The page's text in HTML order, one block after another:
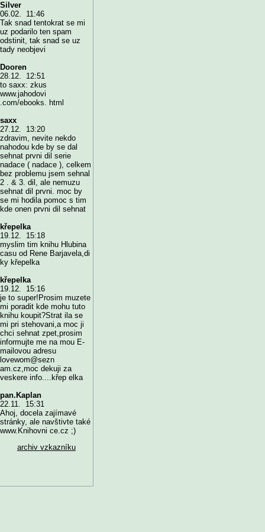
Silver
06.02. 11:46
Tak snad tentokrat se mi
uz podarilo ten spam
odstinit, tak snad se uz
tady neobjevi
Dooren
28.12. 12:51
to saxx: zkus
www.jahodovi
.com/ebooks. html
saxx
27.12. 13:20
zdravim, nevite nekdo
nahodou kde by se dal
sehnat prvni dil serie
nadace ( nadace ), celkem
bez problemu jsem sehnal
2 . & 3. dil, ale nemuzu
sehnat dil prvni. moc by
se mi hodila pomoc s tim
kde onen prvni dil sehnat
křepelka
19.12. 15:18
myslim tim knihu Hlubina
casu od Rene Barjavela,di
ky křepelka
křepelka
19.12. 15:16
je to super!Prosim muzete
mi poradit kde mohu tuto
knihu koupit?Strat ila se
mi pri stehovani,a moc ji
chci sehnat zpet,prosim
informujte me na mou E-
mailovou adresu
lovewom@sezn
am.cz,moc dekuji za
veskere info....křep elka
pan.Kaplan
22.11. 15:31
Ahoj, docela zajímavé
stránky, ale navštivte také
www.Knihovni ce.cz ;)
archiv vzkazníku